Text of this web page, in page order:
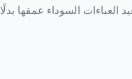
العباءات السوداء عمقها